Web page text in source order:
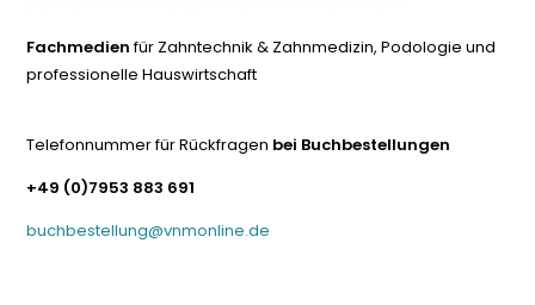
Fachmedienfür Zahntechnik & Zahnmedizin, Podologie und
professionelle Hauswirtschaft
Telefonnummer für Rückfragen bei Buchbestellungen
+49 (0)7953 883 691
buchbestellung@vnmonline.de